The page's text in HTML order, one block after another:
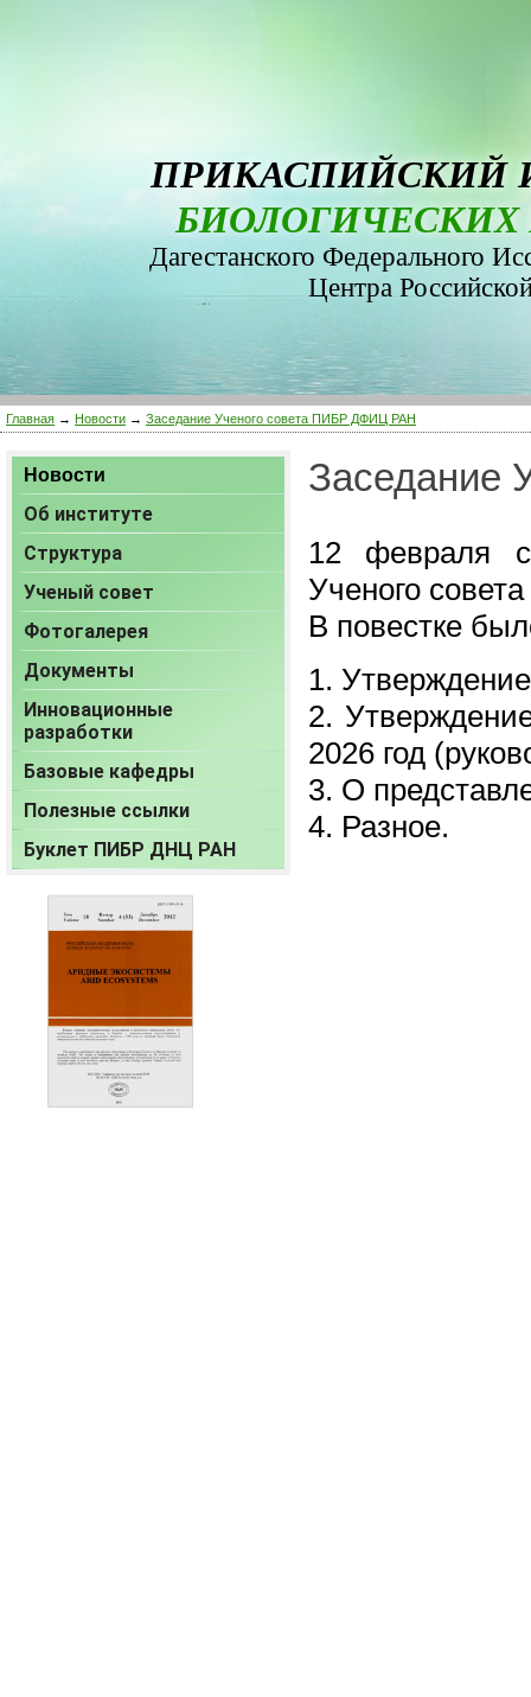
ПРИКАСПИЙСКИЙ
БИОЛОГИЧЕСКИХ
Дагестанского Федерального
Центра
Главная → Новости → Заседание Ученого совета ПИБР ДФИЦ РАН
Новости
Об институте
Структура
Ученый совет
Фотогалерея
Документы
Инновационные
разработки
Базовые кафедры
Полезные ссылки
Буклет ПИБР ДНЦ РАН
Заседание
12 февраля
Ученого
В повестке
1.
2.
2026 год
3. О
4. Разное.